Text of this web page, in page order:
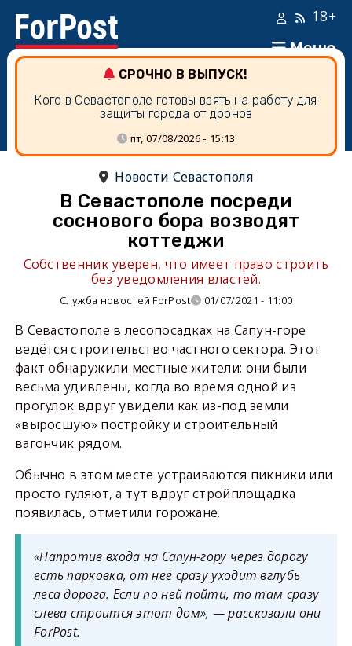
Меню
18+
СРОЧНО В ВЫПУСК!
Кого в Севастополе готовы взять на работу для
защиты города от дронов
пт, 07/08/2026 - 15:13
Новости Севастополя
В Севастополе посреди
соснового бора возводят
коттеджи
Собственник уверен, что имеет право строить
без уведомления властей.
Служба новостей ForPost 01/07/2021 - 11:00
В Севастополе в лесопосадках на Сапун-горе
ведётся строительство частного сектора. Этот
факт обнаружили местные жители: они были
весьма удивлены, когда во время одной из
прогулок вдруг увидели как из-под земли
«выросшую» постройку и строительный
вагончик рядом.
Обычно в этом месте устраиваются пикники или
просто гуляют, а тут вдруг стройплощадка
появилась, отметили горожане.
«Напротив входа на Сапун-гору через дорогу
есть парковка, от неё сразу уходит вглубь
леса дорога. Если по ней пойти, то там сразу
слева строится этот дом», — рассказали они
ForPost.